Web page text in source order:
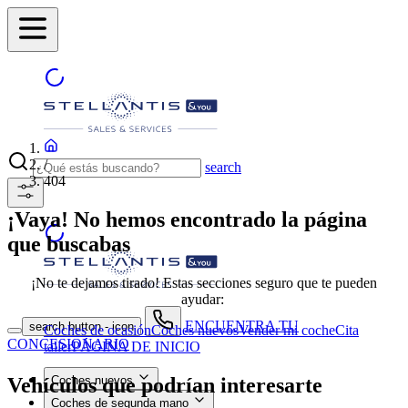
search
search button - icon
ENCUENTRA TU
CONCESIONARIO
Coches nuevos
Coches de segunda mano
/
404
¡Vaya! No hemos encontrado la página
que buscabas
¡No te dejamos tirado! Estas secciones seguro que te pueden
ayudar:
Coches de ocasiónCoches nuevosVender mi cocheCita
tallerPÁGINA DE INICIO
Vehículos que podrían interesarte